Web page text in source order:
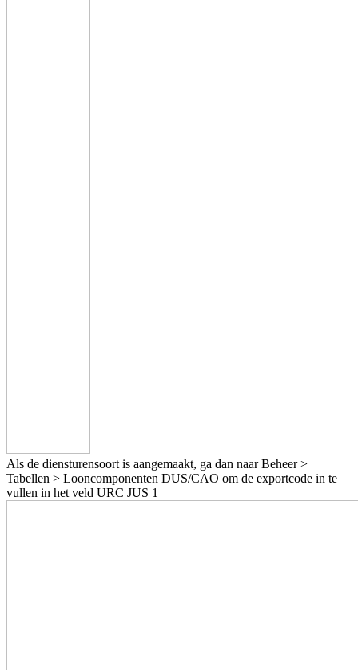
Als de diensturensoort is aangemaakt, ga dan naar Beheer >
Tabellen > Looncomponenten DUS/CAO om de exportcode in te
vullen in het veld URC JUS 1